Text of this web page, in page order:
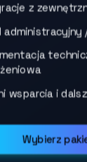
z
wsparcia i
Wybierz